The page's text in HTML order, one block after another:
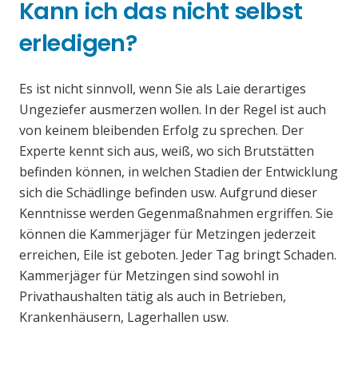
Kann ich das nicht selbst
erledigen?
Es ist nicht sinnvoll, wenn Sie als Laie derartiges
Ungeziefer ausmerzen wollen. In der Regel ist auch
von keinem bleibenden Erfolg zu sprechen. Der
Experte kennt sich aus, weiß, wo sich Brutstätten
befinden können, in welchen Stadien der Entwicklung
sich die Schädlinge befinden usw. Aufgrund dieser
Kenntnisse werden Gegenmaßnahmen ergriffen. Sie
können die Kammerjäger für Metzingen jederzeit
erreichen, Eile ist geboten. Jeder Tag bringt Schaden.
Kammerjäger für Metzingen sind sowohl in
Privathaushalten tätig als auch in Betrieben,
Krankenhäusern, Lagerhallen usw.